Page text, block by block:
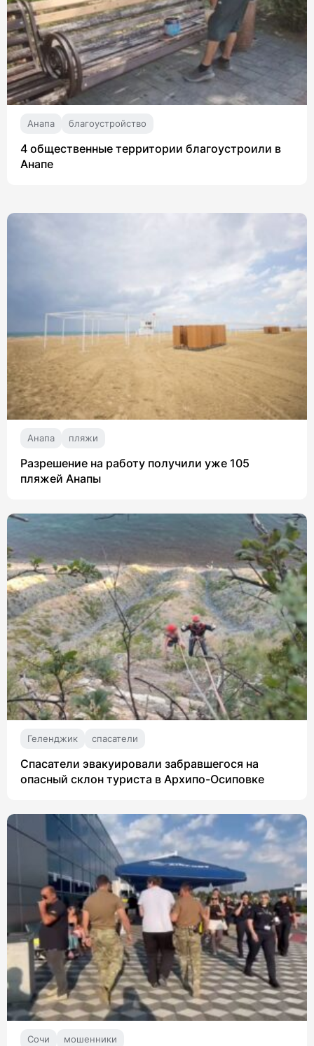
Анапа благоустройство
4 общественные территории благоустроили в
Анапе
Анапа пляжи
Разрешение на работу получили уже 105
пляжей Анапы
Геленджик спасатели
Спасатели эвакуировали забравшегося на
опасный склон туриста в Архипо-Осиповке
Сочи мошенники